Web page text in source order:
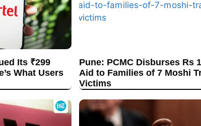
Its ₹299
What Users
Pune: PCMC Disburses Rs
Aid to Families of 7 Moshi
Victims